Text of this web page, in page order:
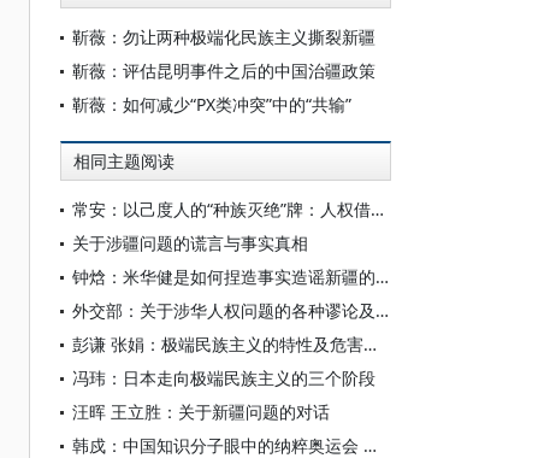
靳薇：勿让两种极端化民族主义撕裂新疆
靳薇：评估昆明事件之后的中国治疆政策
靳薇：如何减少“PX类冲突”中的“共输”
相同主题阅读
常安：以己度人的“种族灭绝”牌：人权借口与霸权行径
关于涉疆问题的谎言与事实真相
钟焓：米华健是如何捏造事实造谣新疆的？
外交部：关于涉华人权问题的各种谬论及事实真相
彭谦 张娟：极端民族主义的特性及危害刍议
冯玮：日本走向极端民族主义的三个阶段
汪晖 王立胜：关于新疆问题的对话
韩戍：中国知识分子眼中的纳粹奥运会 ——以储安平的奥运系列报道为例